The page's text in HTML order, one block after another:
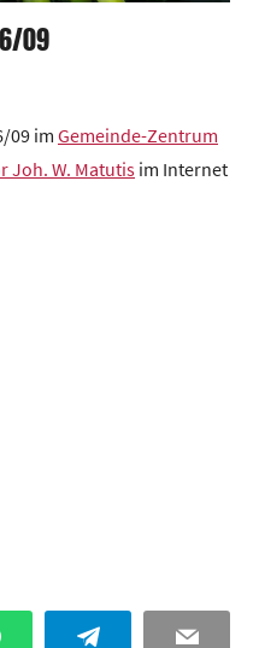
09
09 im Gemeinde-Zentrum
Joh. W. Matutis im Internet
WhatsApp Telegram Email